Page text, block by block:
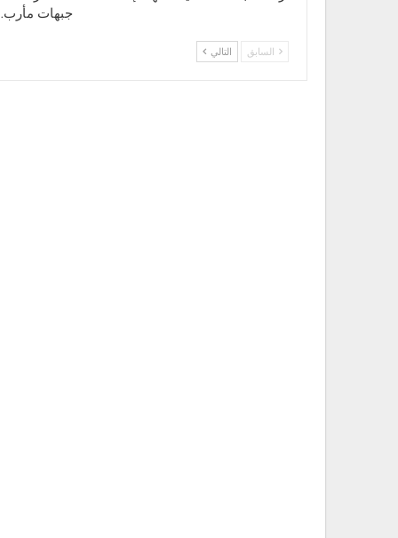
جبهات
السابق التالي